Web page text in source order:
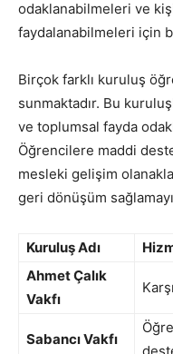
odaklanabilmeleri ve
faydalanabilmeleri için
Birçok farklı kuruluş
sunmaktadır. Bu
ve toplumsal fayda
Öğrencilere maddi
mesleki gelişim
geri dönüşüm
Kuruluş Adı
Ahmet Çalık
Vakfı
Sabancı Vakfı